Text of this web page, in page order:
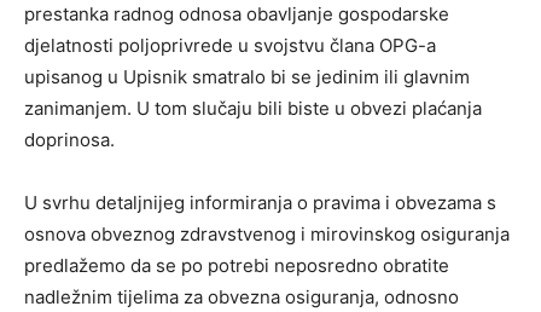
prestanka radnog odnosa obavljanje gospodarske
djelatnosti poljoprivrede u svojstvu člana OPG-a
upisanog u Upisnik smatralo bi se jedinim ili glavnim
zanimanjem. U tom slučaju bili biste u obvezi plaćanja
doprinosa.
U svrhu detaljnijeg informiranja o pravima i obvezama s
osnova obveznog zdravstvenog i mirovinskog osiguranja
predlažemo da se po potrebi neposredno obratite
nadležnim tijelima za obvezna osiguranja, odnosno